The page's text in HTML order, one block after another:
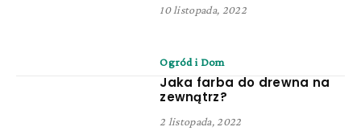
10 listopada, 2022
Ogród i Dom
Jaka farba do drewna na
zewnątrz?
2 listopada, 2022